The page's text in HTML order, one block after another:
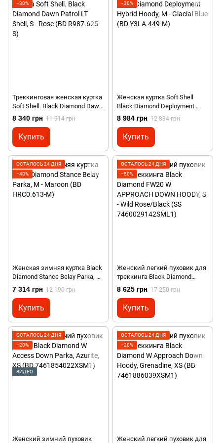
−30%
Треккинговая женская куртка
Soft Shell. Black Diamond Dawn
Patrol LT Shell, S - Rose (BD
R987.625-S)
8 340 грн 11 914 грн
Купить
−30%
Женская куртка Soft Shell
Black Diamond Deployment
Hybrid Hoody, M - Glacial Blue
(BD Y3LA.449-M)
8 984 грн 12 834 грн
Купить
ОСТАЛОСЬ 24 ДНЯ
−40%
Женская зимняя куртка Black
Diamond Stance Belay Parka, M
- Maroon (BD HRC0.613-M)
7 314 грн 12 190 грн
Купить
ОСТАЛОСЬ 24 ДНЯ
−50%
Женский легкий пуховик для
треккинга Black Diamond
FW20 W APPROACH DOWN
HOODY, S - Wild Rose/Black (SS
7460029142SML1)
8 625 грн 17 250 грн
Купить
ОСТАЛОСЬ 24 ДНЯ
−20%
ВИДЕО
Женский зимний пуховик
ОСТАЛОСЬ 24 ДНЯ
−20%
Женский легкий пуховик для